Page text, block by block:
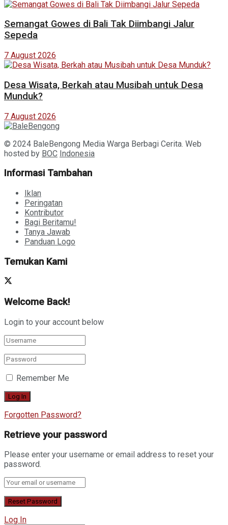
Semangat Gowes di Bali Tak Diimbangi Jalur
Sepeda
7 August 2026
Desa Wisata, Berkah atau Musibah untuk Desa
Munduk?
7 August 2026
© 2024 BaleBengong Media Warga Berbagi Cerita. Web
hosted by BOC Indonesia
Informasi Tambahan
Iklan
Peringatan
Kontributor
Bagi Beritamu!
Tanya Jawab
Panduan Logo
Temukan Kami
Welcome Back!
Login to your account below
Remember Me
Forgotten Password?
Retrieve your password
Please enter your username or email address to reset your
password.
Log In